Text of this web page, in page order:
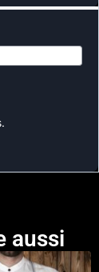
aussi